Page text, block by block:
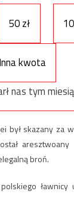
50 zł
Inna kwota
nas tym
był skazany za
broń.
ławnicy